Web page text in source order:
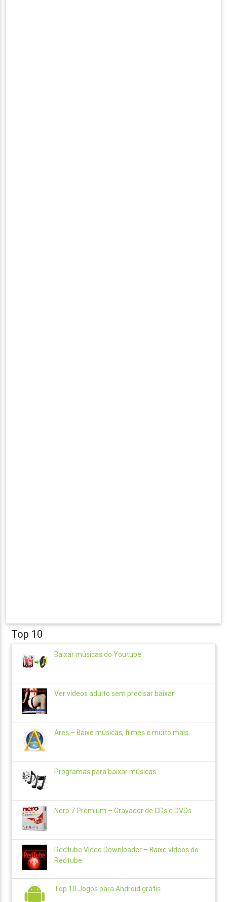
Top 10
Baixar músicas do Youtube
Ver vídeos adulto sem precisar baixar
Ares – Baixe músicas, filmes e muito mais..
Programas para baixar músicas
Nero 7 Premium – Gravador de CDs e DVDs
Redtube Vídeo Downloader – Baixe vídeos do
Redtube
Top 10 Jogos para Android grátis